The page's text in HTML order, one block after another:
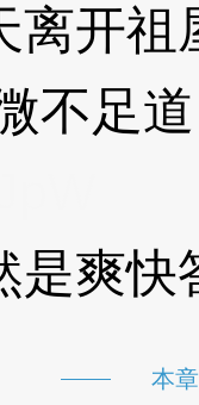
开祖
不足
爽快
本